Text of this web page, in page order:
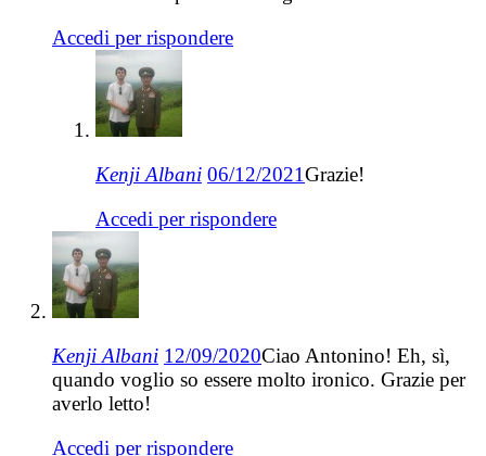
Accedi per rispondere
Kenji Albani 06/12/2021Grazie!
Accedi per rispondere
Kenji Albani 12/09/2020Ciao Antonino! Eh, sì,
quando voglio so essere molto ironico. Grazie per
averlo letto!
Accedi per rispondere